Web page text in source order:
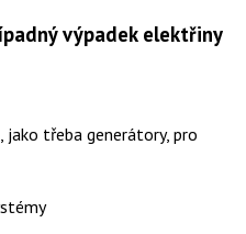
výpadek elektřiny
třeba generátory, pro